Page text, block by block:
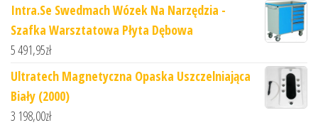
Intra.Se Swedmach Wózek Na Narzędzia -
Szafka Warsztatowa Płyta Dębowa
5 491,95zł
Ultratech Magnetyczna Opaska Uszczelniająca
Biały (2000)
3 198,00zł